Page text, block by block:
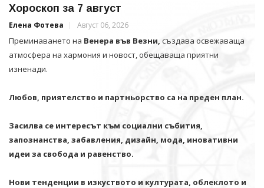
Хороскоп за 7 август
Елена Фотева Август 06, 2026
Преминаването на Венера във Везни, създава освежаваща
атмосфера на хармония и новост, обещаваща приятни
изненади.
Любов, приятелство и партньорство са на преден план.
Засилва се интересът към социални събития,
запознанства, забавления, дизайн, мода, иновативни
идеи за свобода и равенство.
Нови тенденции в изкуството и културата, облеклото и